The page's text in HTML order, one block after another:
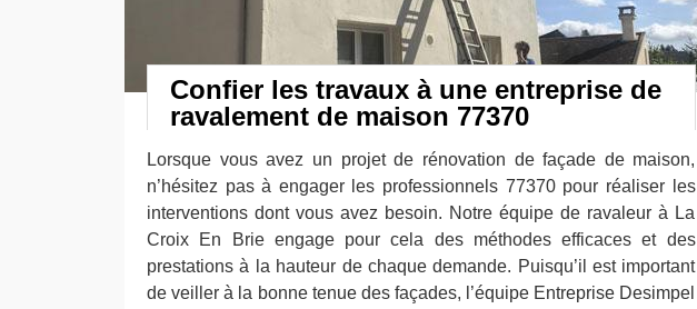
Confier les travaux à une entreprise de
ravalement de maison 77370
Lorsque vous avez un projet de rénovation de façade de maison,
n’hésitez pas à engager les professionnels 77370 pour réaliser les
interventions dont vous avez besoin. Notre équipe de ravaleur à La
Croix En Brie engage pour cela des méthodes efficaces et des
prestations à la hauteur de chaque demande. Puisqu’il est important
de veiller à la bonne tenue des façades, l’équipe Entreprise Desimpel